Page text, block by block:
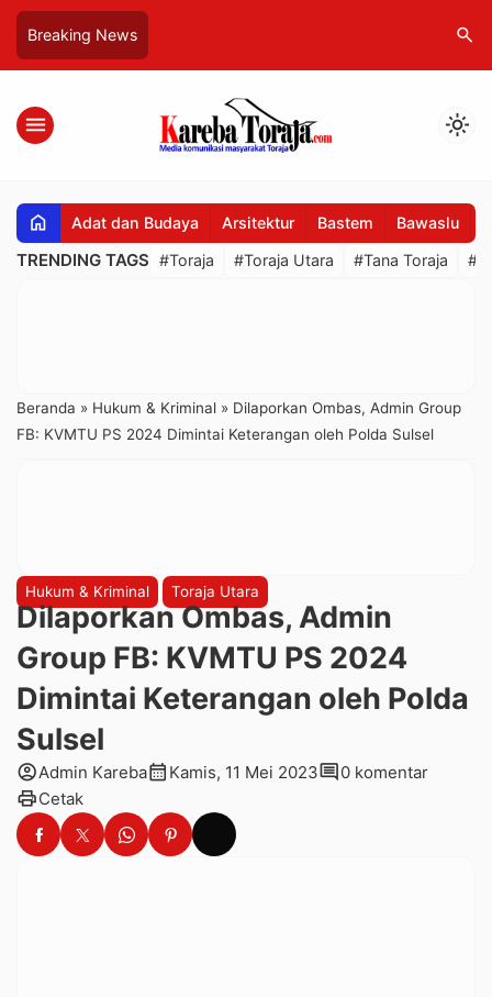
Breaking News search
menu light_mode
home Adat dan Budaya Arsitektur Bastem Bawaslu
TRENDING TAGS #Toraja #Toraja Utara #Tana Toraja
Beranda » Hukum & Kriminal » Dilaporkan Ombas, Admin Group
FB: KVMTU PS 2024 Dimintai Keterangan oleh Polda Sulsel
Hukum & Kriminal Toraja Utara
Dilaporkan Ombas, Admin
Group FB: KVMTU PS 2024
Dimintai Keterangan oleh Polda
Sulsel
account_circleAdmin Karebacalendar_month Kamis, 11 Mei 2023comment0 komentar
printCetak